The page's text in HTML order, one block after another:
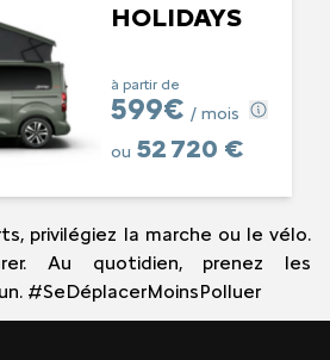
HOLIDAYS
à partir de
599€ / mois
ou 52 720 €
privilégiez la marche ou le vélo.
Au quotidien, prenez les
#SeDéplacerMoinsPolluer